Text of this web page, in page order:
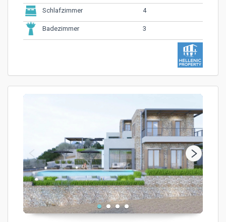
Schlafzimmer 4
Badezimmer 3